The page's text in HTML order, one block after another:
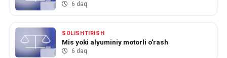
6 daq
SOLISHTIRISH
Mis yoki alyuminiy motorli o'rash
6 daq